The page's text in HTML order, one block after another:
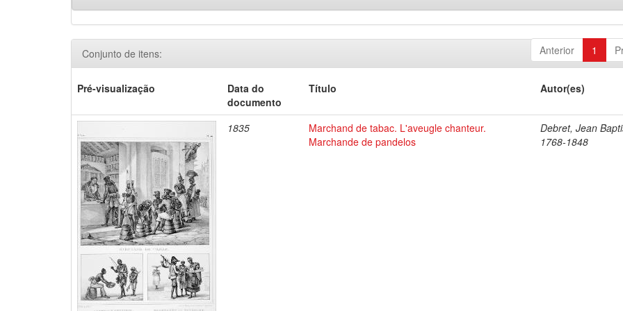
Anterior 1
Conjunto de itens:
Pré-visualização
Data do
documento
Título Autor(es)
1835
Marchand de tabac. L'aveugle chanteur.
Marchande de pandelos
Debret, Jean
1768-1848